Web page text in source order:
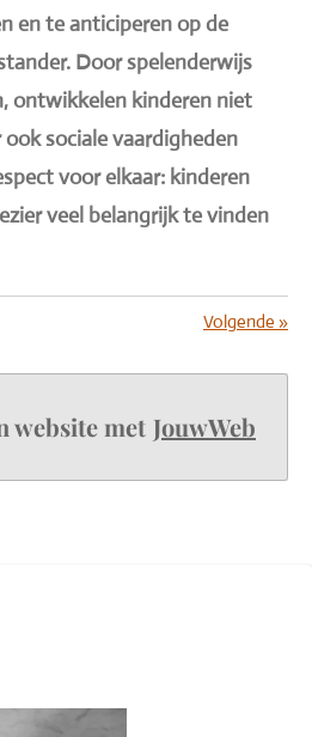
en te anticiperen op de
Door spelenderwijs
ontwikkelen kinderen niet
sociale vaardigheden
voor elkaar: kinderen
veel belangrijk te vinden
Volgende »
website met JouwWeb